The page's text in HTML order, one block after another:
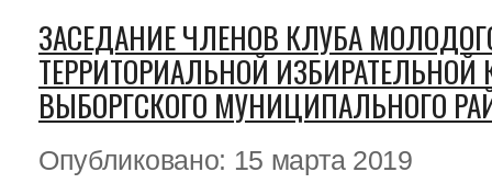
ЗАСЕДАНИЕ ЧЛЕНОВ КЛУБА
ТЕРРИТОРИАЛЬНОЙ
ВЫБОРГСКОГО МУНИЦИПАЛЬНОГО
Опубликовано: 15 марта 2019